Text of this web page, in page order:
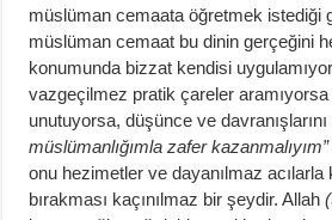
müslüman cemaata öğretmek istediği
müslüman cemaat bu dinin gerçeğini
konumunda bizzat kendisi
vazgeçilmez pratik çareler aramıyorsa
unutuyorsa, düşünce ve
müslümanlığımla zafer kazanmalıyım”
onu hezimetler ve dayanılmaz acılarla
bırakması kaçınılmaz bir şeydir. Allah